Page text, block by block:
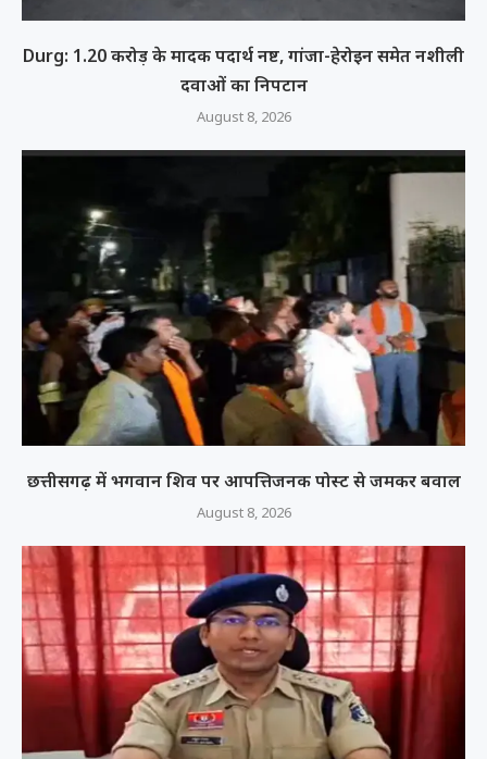
Durg: 1.20 करोड़ के मादक पदार्थ नष्ट, गांजा-हेरोइन समेत नशीली
दवाओं का निपटान
August 8, 2026
छत्तीसगढ़ में भगवान शिव पर आपत्तिजनक पोस्ट से जमकर बवाल
August 8, 2026